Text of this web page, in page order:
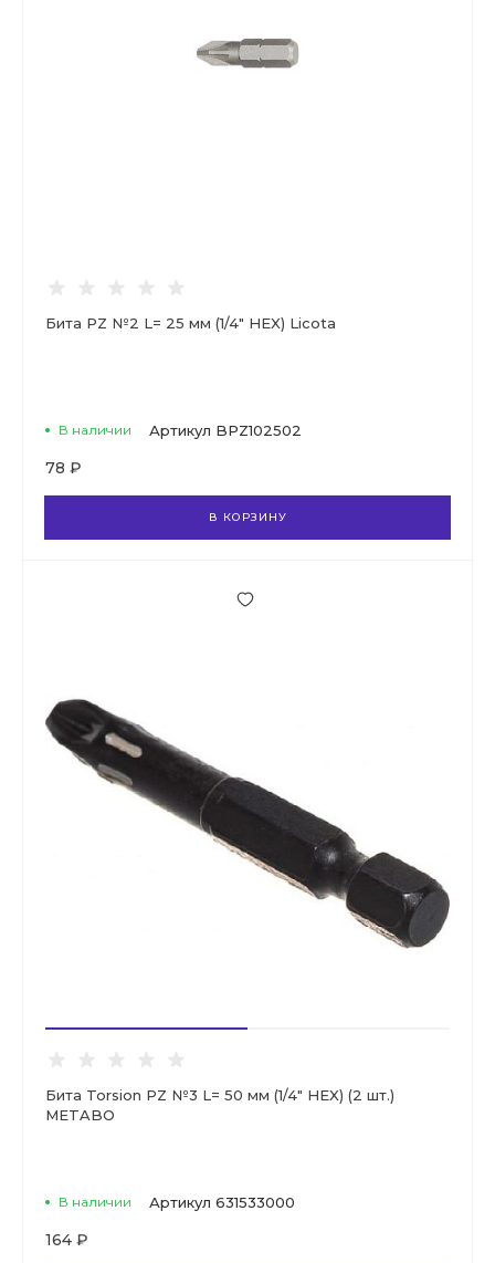
Бита PZ №2 L= 25 мм (1/4" HEX) Licota
В наличии Артикул BPZ102502
78 ₽
В КОРЗИНУ
Бита Torsion PZ №3 L= 50 мм (1/4" HEX) (2 шт.)
METABO
В наличии Артикул 631533000
164 ₽